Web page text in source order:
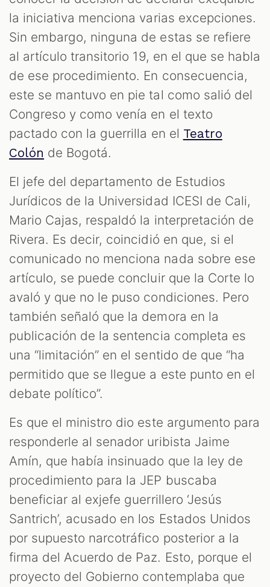
la iniciativa menciona varias excepciones.
Sin embargo, ninguna de estas se refiere
al artículo transitorio 19, en el que se habla
de ese procedimiento. En consecuencia,
este se mantuvo en pie tal como salió del
Congreso y como venía en el texto
pactado con la guerrilla en el Teatro
Colón de Bogotá.
El jefe del departamento de Estudios
Jurídicos de la Universidad ICESI de Cali,
Mario Cajas, respaldó la interpretación de
Rivera. Es decir, coincidió en que, si el
comunicado no menciona nada sobre ese
artículo, se puede concluir que la Corte lo
avaló y que no le puso condiciones. Pero
también señaló que la demora en la
publicación de la sentencia completa es
una “limitación” en el sentido de que “ha
permitido que se llegue a este punto en el
debate político”.
Es que el ministro dio este argumento para
responderle al senador uribista Jaime
Amín, que había insinuado que la ley de
procedimiento para la JEP buscaba
beneficiar al exjefe guerrillero ‘Jesús
Santrich’, acusado en los Estados Unidos
por supuesto narcotráfico posterior a la
firma del Acuerdo de Paz. Esto, porque el
proyecto del Gobierno contemplaba que